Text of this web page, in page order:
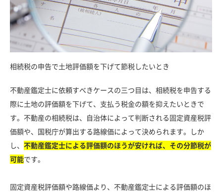
相続税の申告で土地評価額を下げて節税したいとき
不動産鑑定士に依頼すべきケースの三つ目は、相続税を申告する
際に土地の評価額を下げて、支払う税金の額を抑えたいときで
す。不動産の相続税は、自治体によって判断される固定資産税評
価額や、国税庁が算出する路線価によって決められます。しか
し、 不動産鑑定士による評価額のほうが安ければ、その分節税が
可能です。
固定資産税評価額や路線価より、不動産鑑定士による評価額のほ